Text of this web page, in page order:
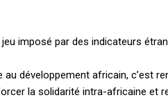
imposé par des indicateurs
développement africain, c’est
la solidarité intra-africaine et